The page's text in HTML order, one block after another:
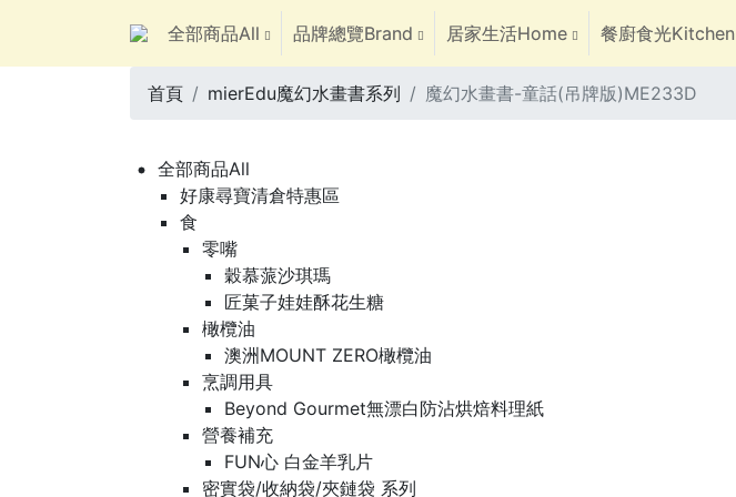
全部商品All 品牌總覽Brand 居家生活Home 餐廚食光Kitchen
首頁 mierEdu魔幻水畫書系列 魔幻水畫書-童話(吊牌版)ME233D
全部商品All
好康尋寶清倉特惠區
食
零嘴
穀慕蒎沙琪瑪
匠菓子娃娃酥花生糖
橄欖油
澳洲MOUNT ZERO橄欖油
烹調用具
Beyond Gourmet無漂白防沾烘焙料理紙
營養補充
FUN心 白金羊乳片
密實袋/收納袋/夾鏈袋 系列